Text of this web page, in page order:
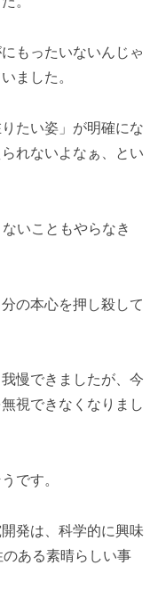
もったいないんじゃ
ました。
たい姿」が明確にな
れないよなぁ、とい
いこともやらなき
の本心を押し殺して
慢できましたが、今
視できなくなりまし
です。
発は、科学的に興味
ある素晴らしい事